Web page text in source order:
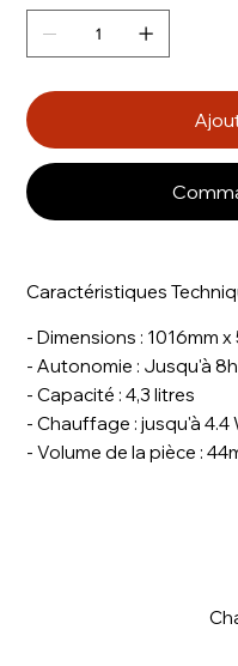
Caractéristiques
- Dimensions : 1016mm
- Autonomie : Jusqu'à
- Capacité : 4,3 litres
- Chauffage : jusqu'à 4.4
- Volume de la pièce :